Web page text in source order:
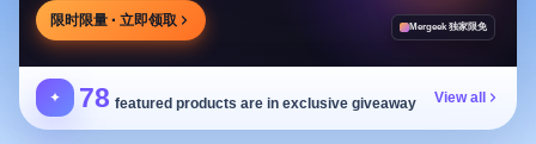
限时限量 · 立即领取 Mergeek 独家限免
✦ 78 featured products are in exclusive giveaway View all